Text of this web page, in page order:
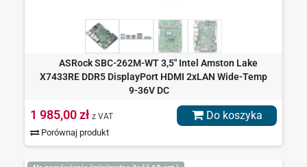
ASRock SBC-262M-WT 3,5" Intel Amston Lake
X7433RE DDR5 DisplayPort HDMI 2xLAN Wide-Temp
9-36V DC
1 985,00 zł z VAT
Porównaj produkt
Do koszyka